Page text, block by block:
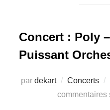
Concert : Poly
Puissant
par dekart Concerts
commentaires